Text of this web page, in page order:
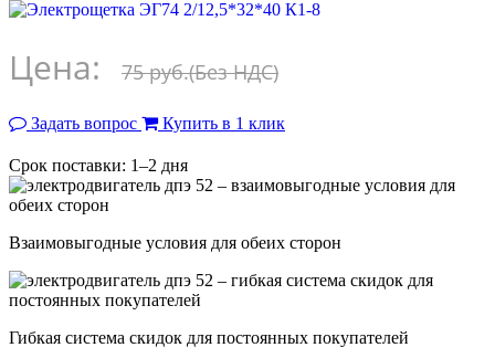
Цена: 75 руб.(Без НДС)
Задать вопрос Купить в 1 клик
Срок поставки: 1–2 дня
Взаимовыгодные условия для обеих сторон
Гибкая система скидок для постоянных покупателей